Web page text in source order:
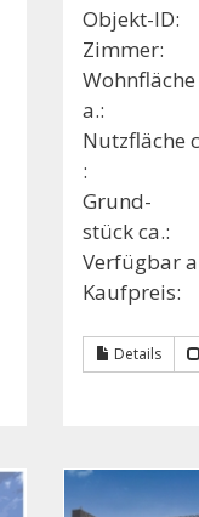
Objekt-ID:
Zimmer:
Wohnfläche
a.:
Nutzfläche
:
Grund­
stück ca.:
Verfügbar
Kaufpreis:
Details